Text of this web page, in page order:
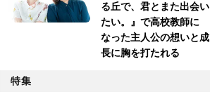
る丘で、君とまた出会い
たい。』で高校教師に
なった主人公の想いと成
長に胸を打たれる
特集